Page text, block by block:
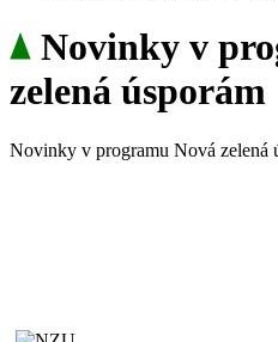
Novinky v
zelená úsporám
Novinky v programu Nová zelená